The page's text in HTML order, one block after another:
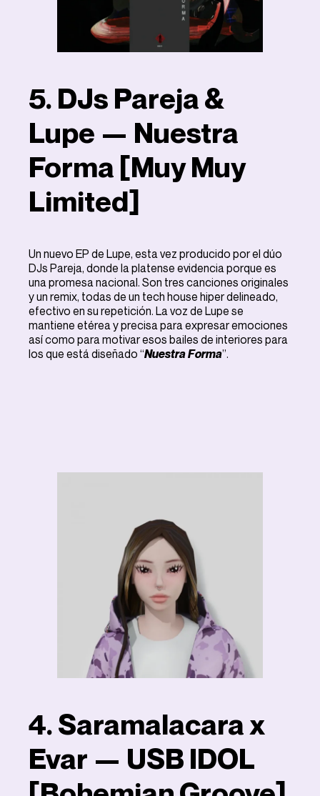
5. DJs Pareja &
Lupe — Nuestra
Forma [Muy Muy
Limited]
Un nuevo EP de Lupe, esta vez producido por el dúo
DJs Pareja, donde la platense evidencia porque es
una promesa nacional. Son tres canciones originales
y un remix, todas de un tech house hiper delineado,
efectivo en su repetición. La voz de Lupe se
mantiene etérea y precisa para expresar emociones
así como para motivar esos bailes de interiores para
los que está diseñado “Nuestra Forma”.
4. Saramalacara x
Evar — USB IDOL